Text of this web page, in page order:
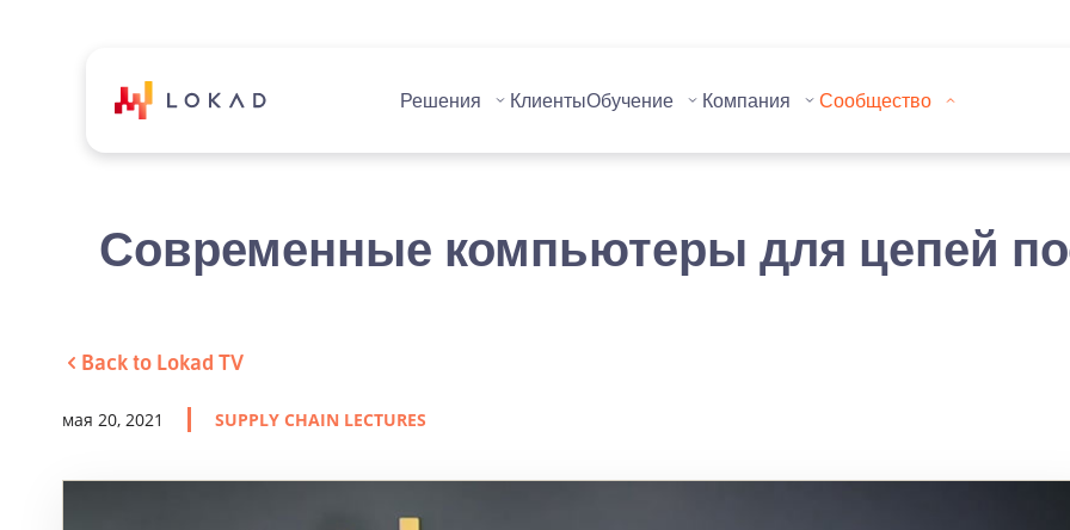
Решения КлиентыОбучение Компания Сообщество
Современные компьютеры для цепей
Back to Lokad TV
мая 20, 2021 SUPPLY CHAIN LECTURES